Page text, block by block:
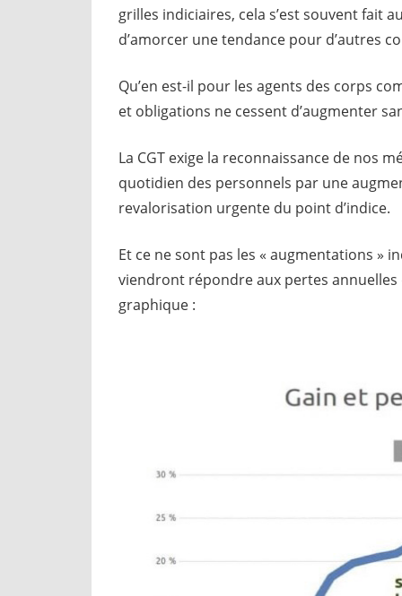
grilles indiciaires, cela s’est souvent fait
d’amorcer une tendance pour d’autres
Qu’en est-il pour les agents des corps
et obligations ne cessent d’augmenter
La CGT exige la reconnaissance de nos
quotidien des personnels par une
revalorisation urgente du point d’indice.
Et ce ne sont pas les « augmentations »
viendront répondre aux pertes
graphique :